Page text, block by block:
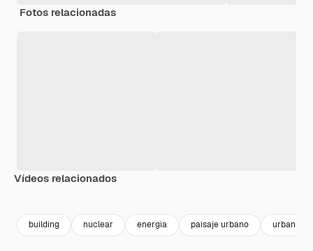
Fotos relacionadas
Vídeos relacionados
building nuclear energia paisaje urbano